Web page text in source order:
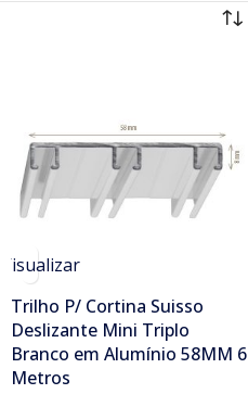
Visualizar
Trilho P/ Cortina Suisso
Deslizante Mini Triplo
Branco em Alumínio 58MM 6
Metros